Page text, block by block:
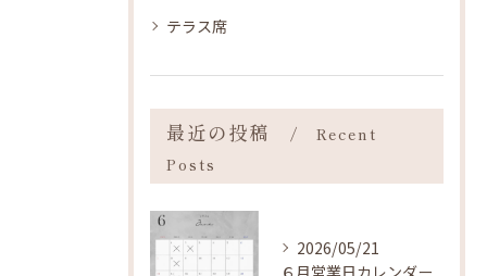
テラス席
最近の投稿
Recent
Posts
2026/05/21
６月営業日カレンダー